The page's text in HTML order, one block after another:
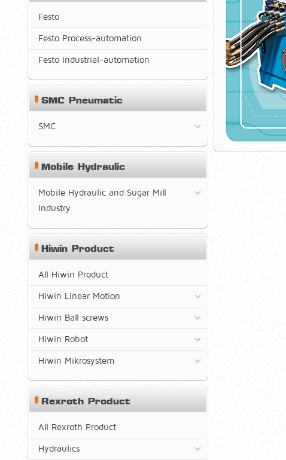
Festo
Festo Process-automation
Festo Industrial-automation
SMC Pneumatic
SMC
Mobile Hydraulic
Mobile Hydraulic and Sugar Mill
Industry
Hiwin Product
All Hiwin Product
Hiwin Linear Motion
Hiwin Ball screws
Hiwin Robot
Hiwin Mikrosystem
Rexroth Product
All Rexroth Product
Hydraulics